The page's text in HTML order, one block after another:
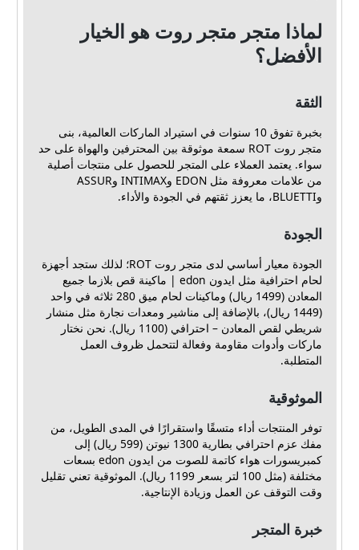
لماذا متجر متجر روت هو الخيار
الأفضل؟
الثقة
بخبرة تفوق 10 سنوات في استيراد الماركات العالمية، بنى
متجر روت ROT سمعة موثوقة بين المحترفين والهواة على حد
سواء. يعتمد العملاء على المتجر للحصول على منتجات أصلية
من علامات معروفة مثل EDON وINTIMAX وASSUR
وBLUETTI، ما يعزز ثقتهم في الجودة والأداء.
الجودة
الجودة معيار أساسي لدى متجر روت ROT؛ لذلك ستجد أجهزة
لحام احترافية مثل ايدون edon | ماكينة قص بلازما جميع
المعادن (1499 ريال) وماكينات لحام ميق 280 ثلاثه في واحد
(1449 ريال)، بالإضافة إلى مناشير ومعدات نجارة مثل منشار
شريطي لقص المعادن – احترافي (1100 ريال). نحن نختار
ماركات وأدوات مقاومة وفعالة لتتحمل ظروف العمل
المتطلبة.
الموثوقية
توفر المنتجات أداء متسقًا واستقرارًا في المدى الطويل، من
مفك عزم احترافي بطارية 1300 نيوتن (599 ريال) إلى
كمبريسورات هواء كاتمة للصوت من ايدون edon بسعات
مختلفة (مثل 100 لتر بسعر 1199 ريال). الموثوقية تعني تقليل
وقت التوقف عن العمل وزيادة الإنتاجية.
خبرة المتجر